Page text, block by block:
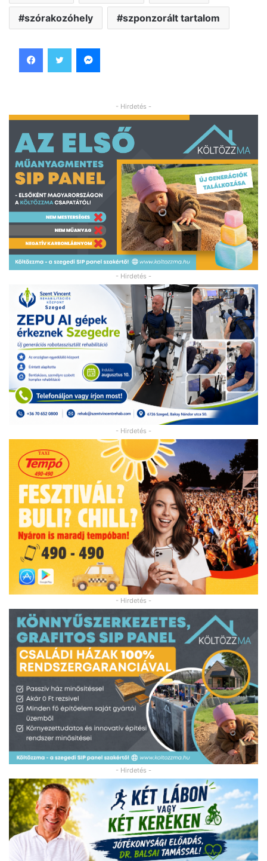
szórakozóhely szponzorált tartalom
- Hirdetés -
- Hirdetés -
- Hirdetés -
- Hirdetés -
- Hirdetés -